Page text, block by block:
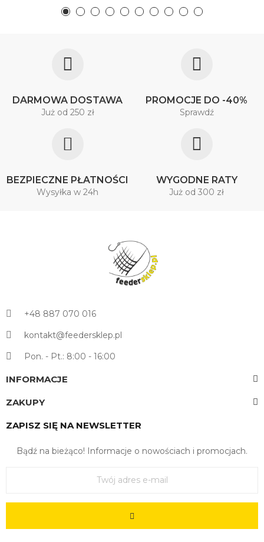
DARMOWA DOSTAWA
Już od 250 zł
PROMOCJE DO -40%
Sprawdź
BEZPIECZNE PŁATNOŚCI
Wysyłka w 24h
WYGODNE RATY
Już od 300 zł
+48 887 070 016
kontakt@feedersklep.pl
Pon. - Pt.: 8:00 - 16:00
INFORMACJE
ZAKUPY
ZAPISZ SIĘ NA NEWSLETTER
Bądź na bieżąco! Informacje o nowościach i promocjach.